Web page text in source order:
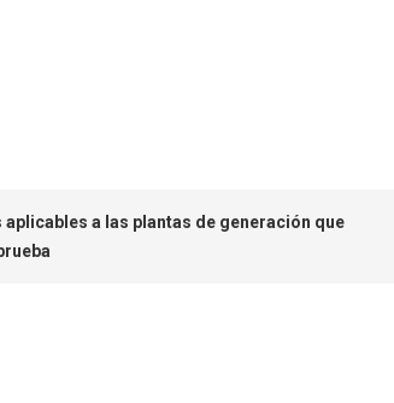
aplicables a las plantas de generación que